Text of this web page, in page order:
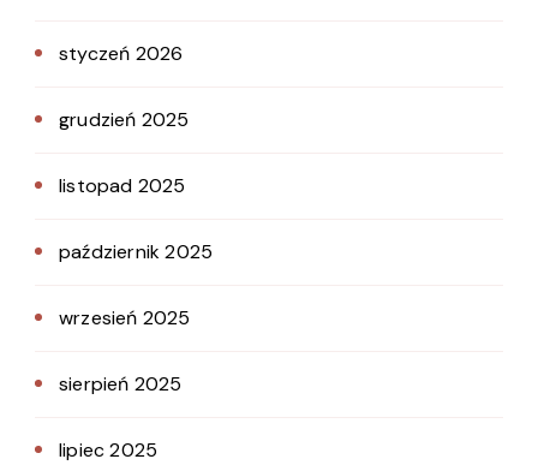
styczeń 2026
grudzień 2025
listopad 2025
październik 2025
wrzesień 2025
sierpień 2025
lipiec 2025